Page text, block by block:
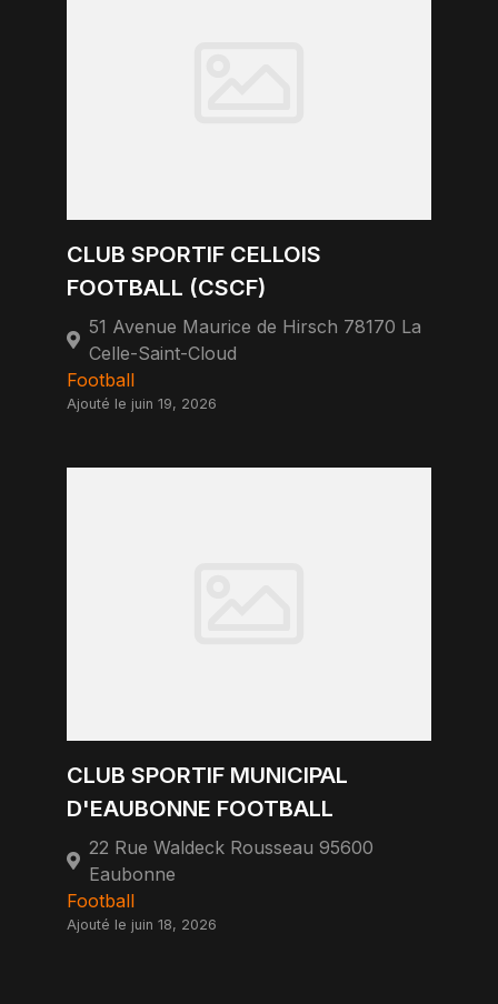
CLUB SPORTIF CELLOIS
FOOTBALL (CSCF)
51 Avenue Maurice de Hirsch 78170 La
Celle-Saint-Cloud
Football
Ajouté le juin 19, 2026
CLUB SPORTIF MUNICIPAL
D'EAUBONNE FOOTBALL
22 Rue Waldeck Rousseau 95600
Eaubonne
Football
Ajouté le juin 18, 2026